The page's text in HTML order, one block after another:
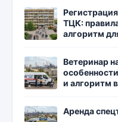
ТЦК:
алгоритм
Ветеринар
и алгоритм
Аренда